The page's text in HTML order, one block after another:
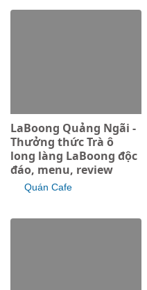
LaBoong Quảng Ngãi -
Thưởng thức Trà ô
long làng LaBoong độc
đáo, menu, review
Quán Cafe